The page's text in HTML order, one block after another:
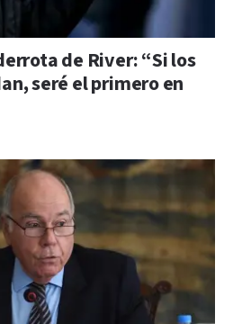
de River: “Si los
seré el primero en